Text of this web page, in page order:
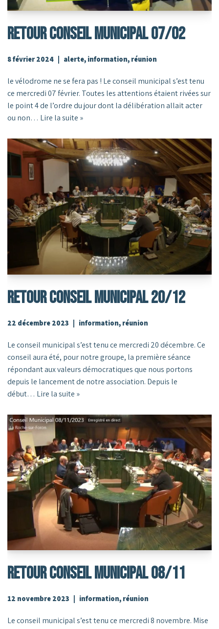
RETOUR CONSEIL MUNICIPAL 07/02
8 février 2024 alerte, information, réunion
le vélodrome ne se fera pas ! Le conseil municipal s’est tenu
ce mercredi 07 février. Toutes les attentions étaient rivées sur
le point 4 de l’ordre du jour dont la délibération allait acter
ou non… Lire la suite »
RETOUR CONSEIL MUNICIPAL 20/12
22 décembre 2023 information, réunion
Le conseil municipal s’est tenu ce mercredi 20 décembre. Ce
conseil aura été, pour notre groupe, la première séance
répondant aux valeurs démocratiques que nous portons
depuis le lancement de notre association. Depuis le
début… Lire la suite »
RETOUR CONSEIL MUNICIPAL 08/11
12 novembre 2023 information, réunion
Le conseil municipal s’est tenu ce mercredi 8 novembre. Mise